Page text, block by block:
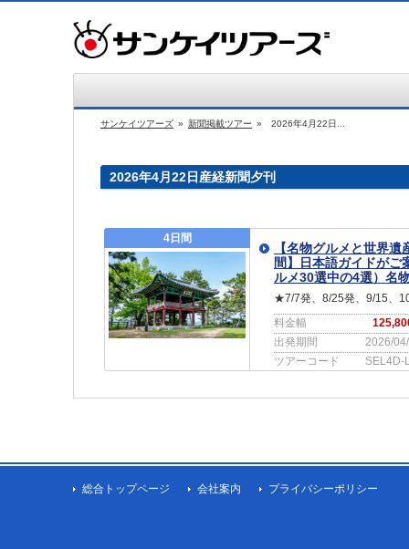
サンケイツアーズ » 新聞掲載ツアー » 2026年4月22日...
2026年4月22日産経新聞夕刊
4日間
【名物グルメと世界
間】日本語ガイドがご
ルメ30選中の4選）名
★7/7発、8/25発、9/15、
料金幅
出発期間
2026/
ツアーコード
SEL4D-
総合トップページ 会社案内 プライバシーポリシー